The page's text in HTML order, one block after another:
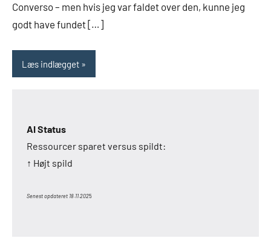
Converso – men hvis jeg var faldet over den, kunne jeg
godt have fundet […]
Læs indlægget
AI Status
Ressourcer sparet versus spildt:
↑ Højt spild
Senest opdateret 18.11.2025